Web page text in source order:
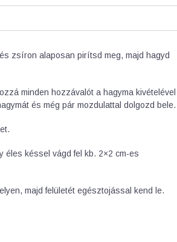
zsíron alaposan pirítsd meg, majd hagyd
minden hozzávalót a hagyma kivételével
és még pár mozdulattal dolgozd bele.
éles késsel vágd fel kb. 2×2 cm-es
majd felületét egésztojással kend le.